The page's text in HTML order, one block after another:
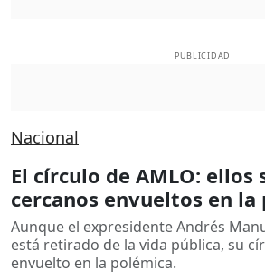
PUBLICIDAD
Nacional
El círculo de AMLO: ellos
cercanos envueltos en la
Aunque el expresidente Andrés
está retirado de la vida pública, su
envuelto en la polémica.